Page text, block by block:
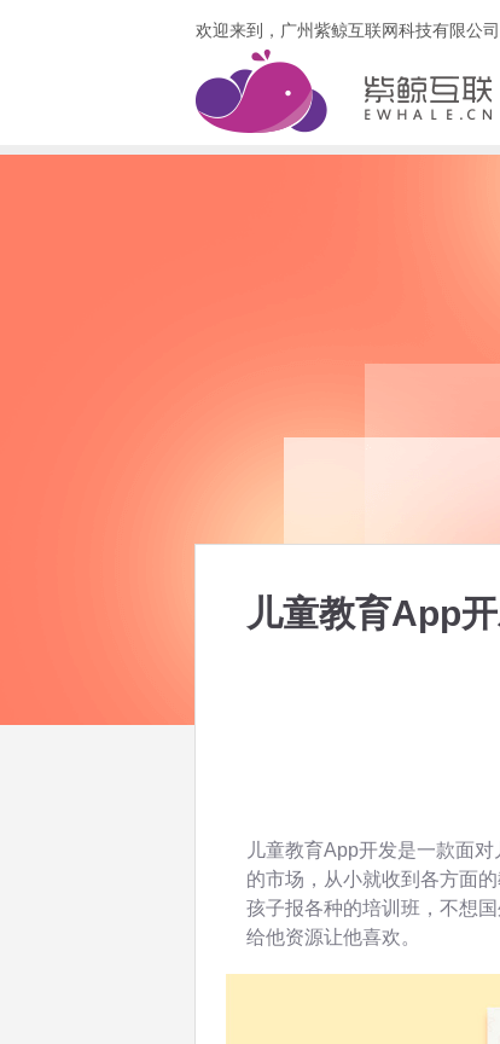
欢迎来到，广州紫鲸互联网科技有限公司
儿童教育App
儿童教育App开发是一款面
的市场，从小就收到各方面
孩子报各种的培训班，不想
给他资源让他喜欢。